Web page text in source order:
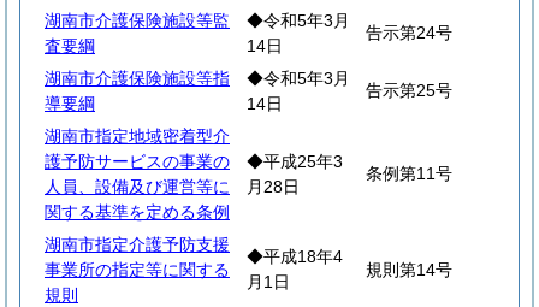
湖南市介護保険施設等監
査要綱
◆令和5年3月
14日
告示第24号
湖南市介護保険施設等指
導要綱
◆令和5年3月
14日
告示第25号
湖南市指定地域密着型介
護予防サービスの事業の
人員、設備及び運営等に
関する基準を定める条例
◆平成25年3
月28日
条例第11号
湖南市指定介護予防支援
事業所の指定等に関する
規則
◆平成18年4
月1日
規則第14号